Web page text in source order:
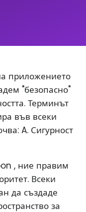
приложението
"безопасно"
Терминът
във всеки
A. Сигурност
, ние правим
Всеки
да създаде
за